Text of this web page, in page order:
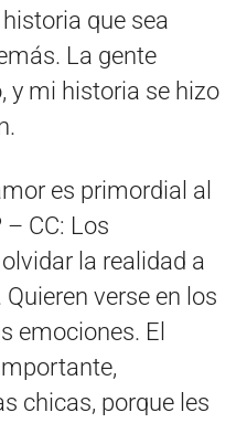
que sea
La gente
y mi historia se hizo
es primordial al
CC: Los
la realidad a
verse en los
emociones. El
chicas, porque les